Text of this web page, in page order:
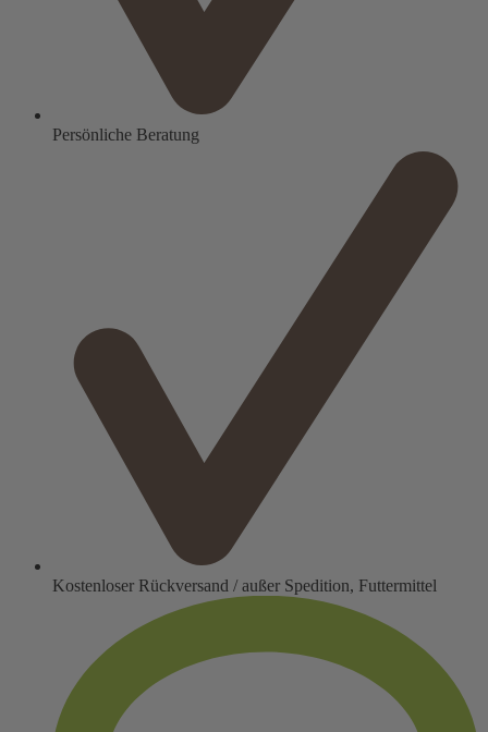
Persönliche Beratung
Kostenloser Rückversand / außer Spedition, Futtermittel